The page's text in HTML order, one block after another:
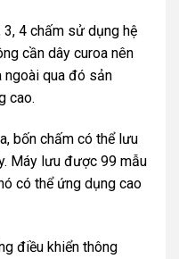
4 chấm sử dụng hệ
cần dây curoa nên
ngoài qua đó sản
cao.
bốn chấm có thể lưu
Máy lưu được 99 mẫu
có thể ứng dụng cao
điều khiển thông